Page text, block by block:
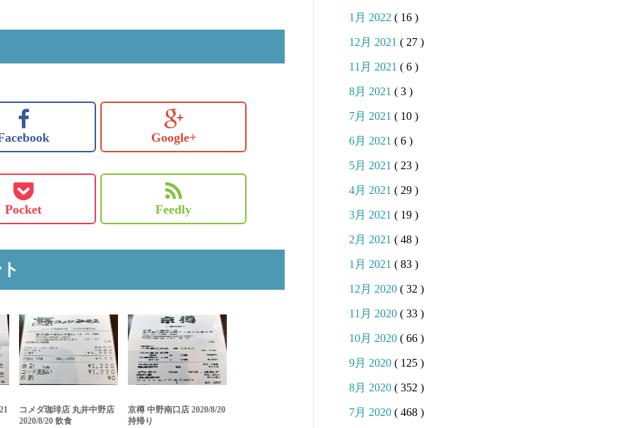
Google+
Pocket Feedly
コメダ珈琲店 丸井中野店
2020/8/20 飲食
京樽 中野南口店 2020/8/20
持帰り
1月 2022 ( 16 )
12月 2021 ( 27 )
11月 2021 ( 6 )
8月 2021 ( 3 )
7月 2021 ( 10 )
6月 2021 ( 6 )
5月 2021 ( 23 )
4月 2021 ( 29 )
3月 2021 ( 19 )
2月 2021 ( 48 )
1月 2021 ( 83 )
12月 2020 ( 32 )
11月 2020 ( 33 )
10月 2020 ( 66 )
9月 2020 ( 125 )
8月 2020 ( 352 )
7月 2020 ( 468 )